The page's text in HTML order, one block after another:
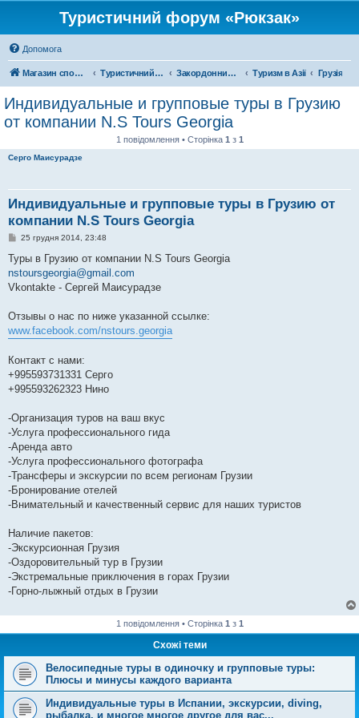
Туристичний форум «Рюкзак»
Допомога
Магазин спорядження Туристичний форум «Рюкзак» Закордонний туризм Туризм в Азії Грузія
Индивидуальные и групповые туры в Грузию
от компании N.S Tours Georgia
1 повідомлення • Сторінка 1 з 1
Серго Маисурадзе
Индивидуальные и групповые туры в Грузию от
компании N.S Tours Georgia
П
в
д
о
е
н
25 грудня 2014, 23:48
Туры в Грузию от компании N.S Tours Georgia
nstoursgeorgia@gmail.com
Vkontakte - Сергей Маисурадзе
Отзывы о нас по ниже указанной ссылке:
www.facebook.com/nstours.georgia
Контакт с нами:
+995593731331 Серго
+995593262323 Нино
-Организация туров на ваш вкус
-Услуга профессионального гида
-Аренда авто
-Услуга профессионального фотографа
-Трансферы и экскурсии по всем регионам Грузии
-Бронирование отелей
-Внимательный и качественный сервис для наших туристов
Наличие пакетов:
-Экскурсионная Грузия
-Оздоровительный тур в Грузии
-Экстремальные приключения в горах Грузии
-Горно-лыжный отдых в Грузии
1 повідомлення • Сторінка 1 з 1
Схожі теми
Велосипедные туры в одиночку и групповые туры:
Плюсы и минусы каждого варианта
Индивидуальные туры в Испании, экскурсии, diving,
рыбалка, и многое многое другое для вас...